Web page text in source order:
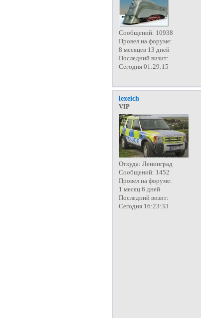
Сообщений: 10938
Провел на форуме:
8 месяцев 13 дней
Последний визит:
Сегодня 01:29:15
lexeich
VIP
Откуда: Ленинград
Сообщений: 1452
Провел на форуме:
1 месяц 6 дней
Последний визит:
Сегодня 16:23:33